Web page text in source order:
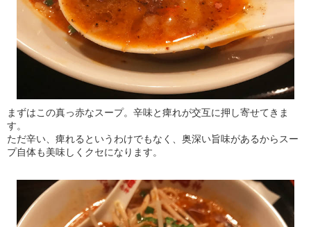
まずはこの真っ赤なスープ。辛味と痺れが交互に押し寄せてきま
す。
ただ辛い、痺れるというわけでもなく、奥深い旨味があるからスー
プ自体も美味しくクセになります。